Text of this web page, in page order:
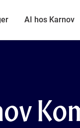
AI hos Karnov